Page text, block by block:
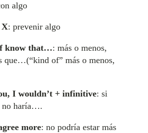
algo
X: prevenir algo
know that…: más o menos,
que…(“kind of” más o menos,
I wouldn’t + infinitive: si
no haría….
more: no podría estar más